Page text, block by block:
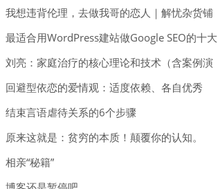
我想违背伦理，去做我哥的恋人｜解忧杂货铺
最适合用WordPress建站做Google SEO的十大
理由
刘亮：家庭治疗的核心理论和技术（含案例演
示）
回避型依恋的爱情观：适度依赖、各自优秀
结束言语虐待关系的6个步骤
原来这就是：贫穷的本质！颠覆你的认知。
相亲“秘籍”